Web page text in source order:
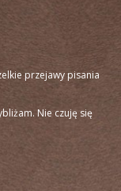
przejawy pisania
Nie czuję się